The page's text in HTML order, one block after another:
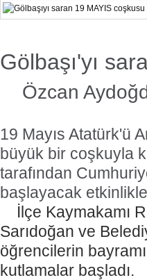
Gölbaşı'yı
Özcan
19 Mayıs Atatürk'ü
büyük bir coşkuyla
tarafından
başlayacak
İlçe Kaymakamı
Sarıdoğan ve
öğrencilerin
kutlamalar başladı.